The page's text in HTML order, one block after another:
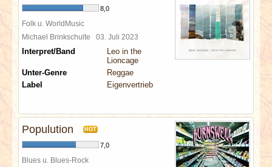
SPECIALS
REDAKTION
LINKS
8,0
Folk u. WorldMusic
Michael Brinkschulte 03. Juli 2023
Interpret/Band
Leo in the
Lioncage
Unter-Genre
Reggae
Label
Eigenvertrieb
Populution HOT
7,0
Blues u. Blues-Rock